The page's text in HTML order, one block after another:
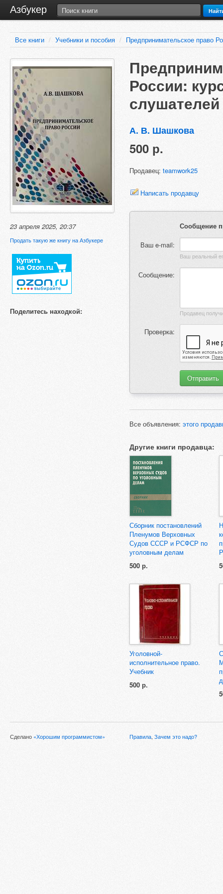
Азбукер
Все книги / Учебники и пособия / Предпринимательское право
23 апреля 2025, 20:37
Продать такую же книгу на Азбукере
Поделитесь находкой:
России:
А. В. Шашкова
500 р.
Продавец: teamwork25
Написать продавцу
Сообщение
Ваш e-mail:
Сообщение:
Проверка:
Все объявления: этого
Другие книги продавца:
Сборник постановлений
Пленумов Верховных
Судов СССР и РСФСР по
уголовным делам
500 р.
Уголовной-
исполнительное право.
Учебник
500 р.
Сделано «Хорошим программистом» Правила Зачем это надо?